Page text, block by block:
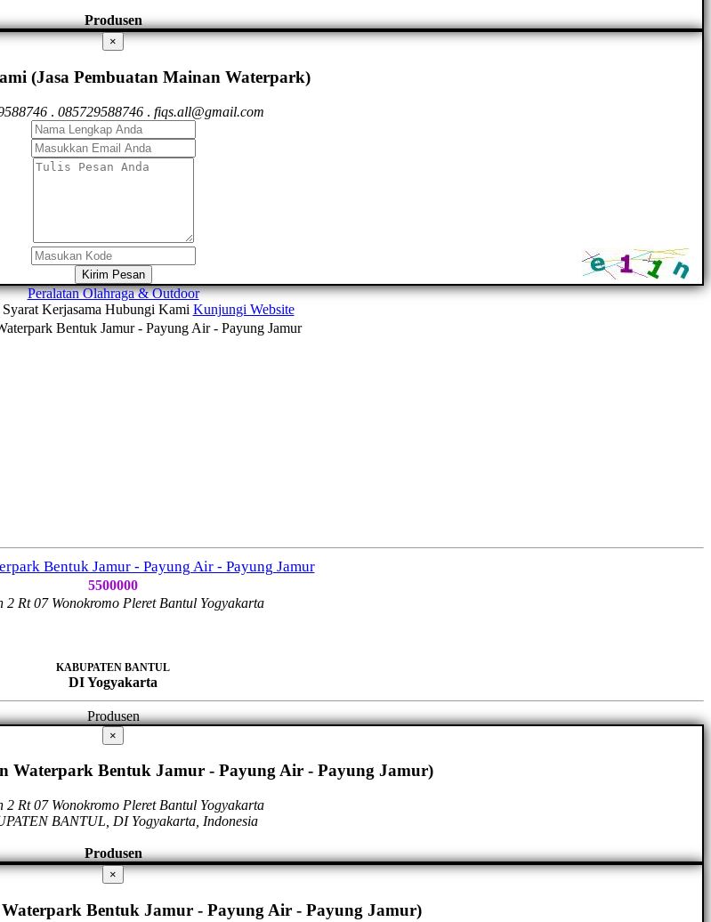
Produsen
×
(Jasa Pembuatan Mainan Waterpark)
. 085729588746 . fiqs.all@gmail.com
Kirim Pesan
Peralatan Olahraga & Outdoor
Syarat Kerjasama Hubungi Kami Kunjungi Website
Bentuk Jamur - Payung Air - Payung Jamur
5500000
2 Rt 07 Wonokromo Pleret Bantul Yogyakarta
KABUPATEN BANTUL
DI Yogyakarta
Produsen
×
Waterpark Bentuk Jamur - Payung Air - Payung Jamur)
2 Rt 07 Wonokromo Pleret Bantul Yogyakarta
BANTUL, DI Yogyakarta, Indonesia
Produsen
×
Bentuk Jamur - Payung Air - Payung Jamur)